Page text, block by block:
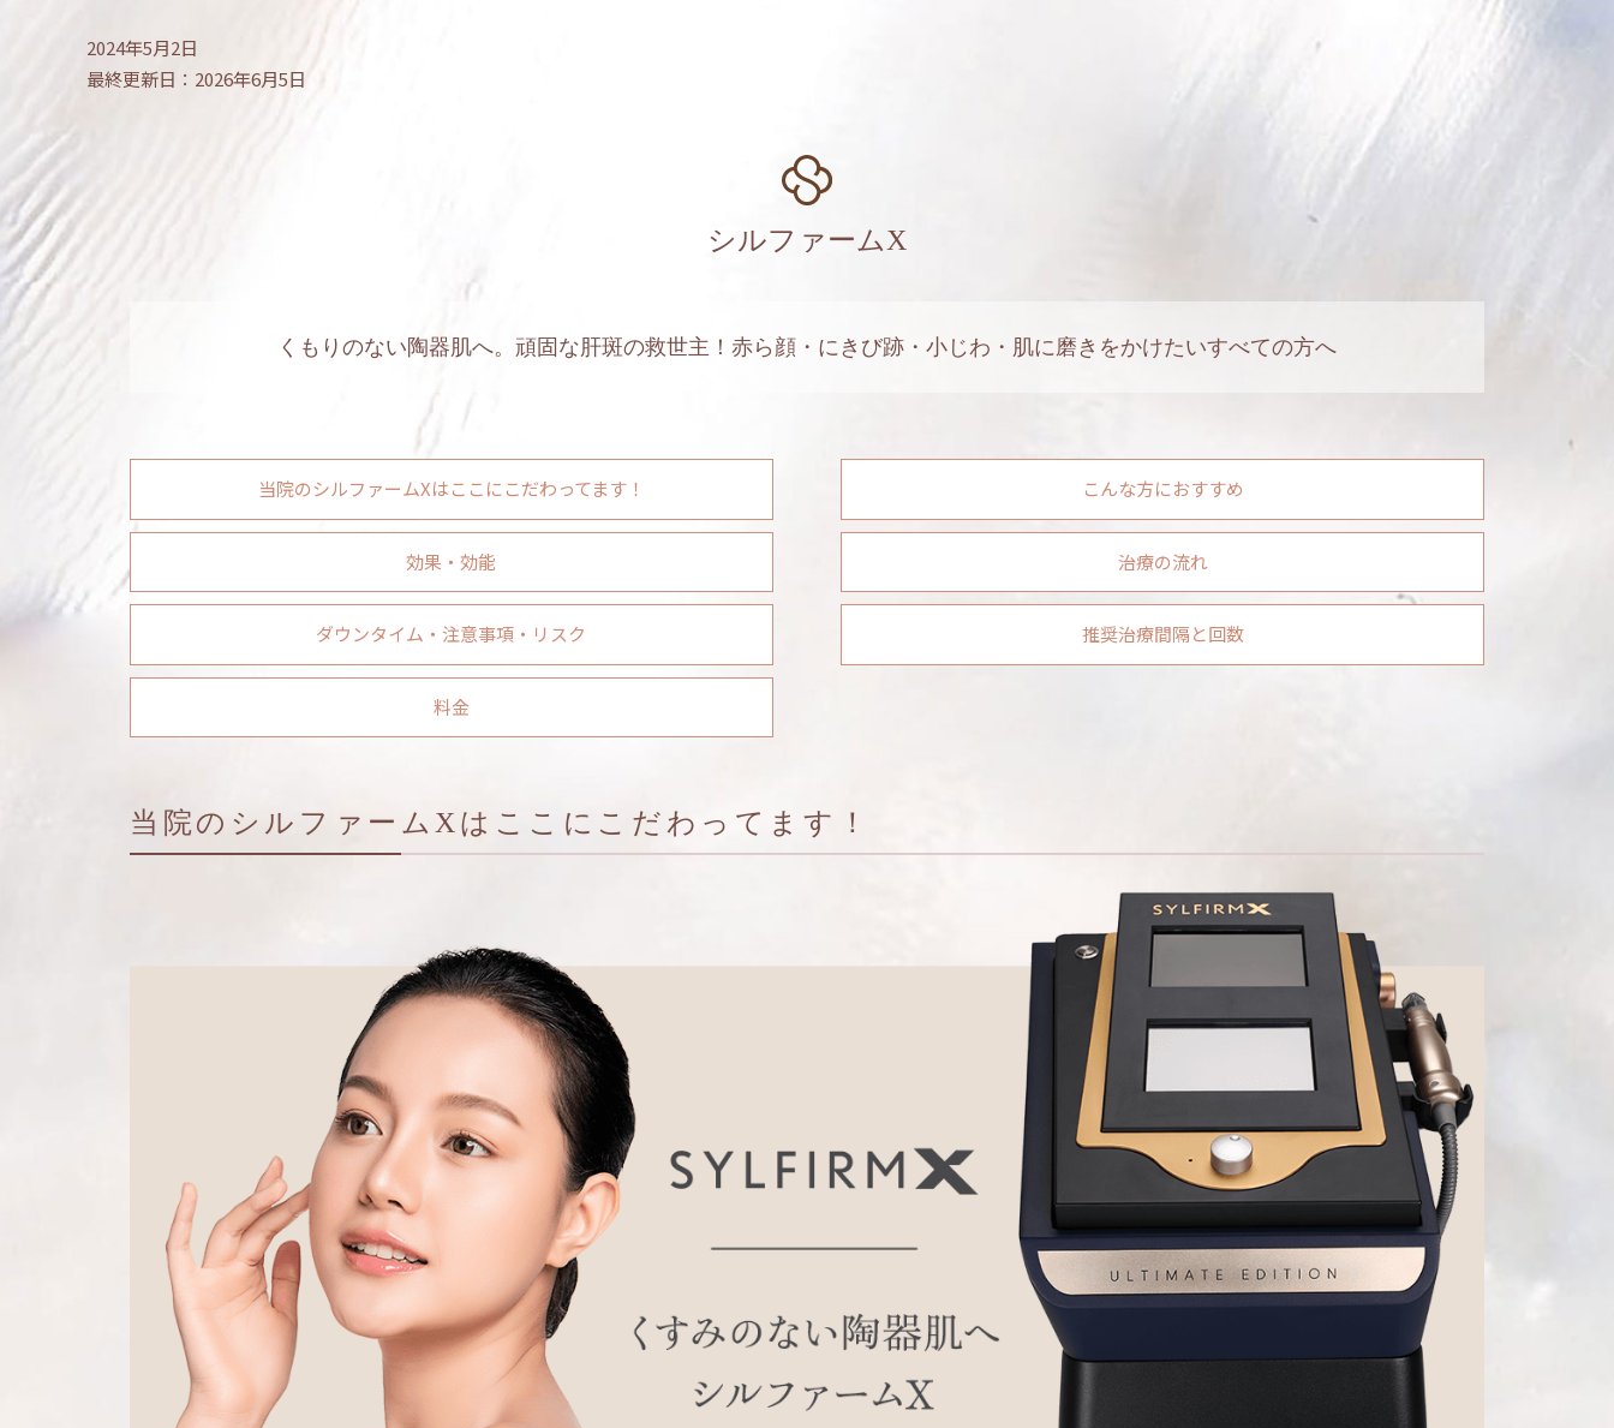
2024年5月2日
最終更新日：2026年6月5日
シルファームX
くもりのない陶器肌へ。頑固な肝斑の救世主！赤ら顔・にきび跡・小じわ・肌に磨きをかけたいすべての方へ
当院のシルファームXはここにこだわってます！ こんな方におすすめ
効果・効能 治療の流れ
ダウンタイム・注意事項・リスク 推奨治療間隔と回数
料金
当院のシルファームXはここにこだわってます！